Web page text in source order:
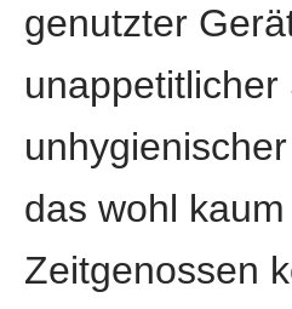
genutzter
das wohl
Zeitgenossen